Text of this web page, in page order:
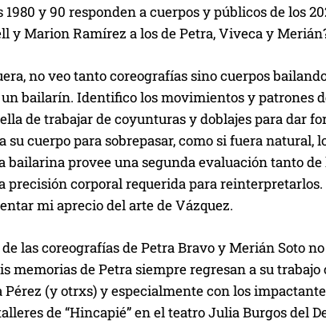
y 90 responden a cuerpos y públicos de los
y Marion Ramírez a los de Petra, Viveca y
no veo tanto coreografías sino cuerpos
bailarín. Identifico los movimientos y patrones
de trabajar de coyunturas y doblajes para dar
su cuerpo para sobrepasar, como si fuera
bailarina provee una segunda evaluación tanto
precisión corporal requerida para
mi aprecio del arte de Vázquez.
las coreografías de Petra Bravo y Merián Soto
memorias de Petra siempre regresan a su
Pérez (y otrxs) y especialmente con los
de “Hincapié” en el teatro Julia Burgos del